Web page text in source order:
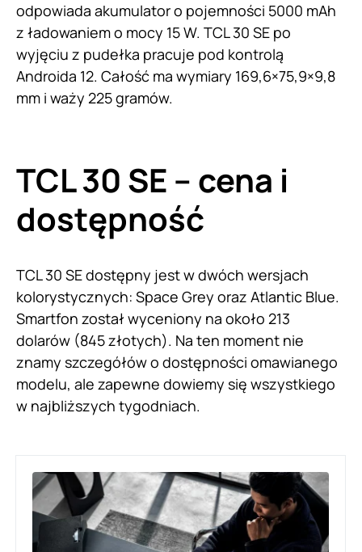
odpowiada akumulator o pojemności 5000 mAh
z ładowaniem o mocy 15 W. TCL 30 SE po
wyjęciu z pudełka pracuje pod kontrolą
Androida 12. Całość ma wymiary 169,6×75,9×9,8
mm i waży 225 gramów.
TCL 30 SE – cena i
dostępność
TCL 30 SE dostępny jest w dwóch wersjach
kolorystycznych: Space Grey oraz Atlantic Blue.
Smartfon został wyceniony na około 213
dolarów (845 złotych). Na ten moment nie
znamy szczegółów o dostępności omawianego
modelu, ale zapewne dowiemy się wszystkiego
w najbliższych tygodniach.